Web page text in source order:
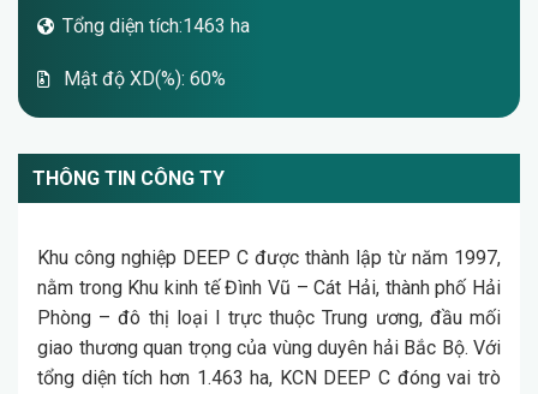
Tổng diện tích:1463 ha
Mật độ XD(%): 60%
THÔNG TIN CÔNG TY
Khu công nghiệp DEEP C được thành lập từ năm 1997,
nằm trong Khu kinh tế Đình Vũ – Cát Hải, thành phố Hải
Phòng – đô thị loại I trực thuộc Trung ương, đầu mối
giao thương quan trọng của vùng duyên hải Bắc Bộ. Với
tổng diện tích hơn 1.463 ha, KCN DEEP C đóng vai trò